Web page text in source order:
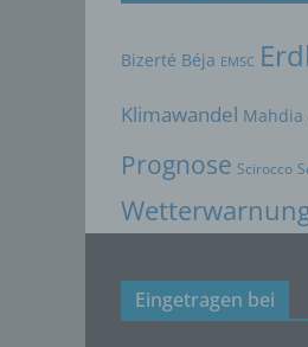
Bizerté Béja EMSC
Klimawandel Mahdia
Prognose Scirocco
Eingetragen bei